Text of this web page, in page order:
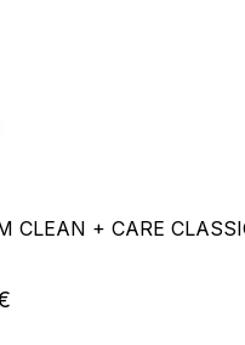
CLEAN + CARE
Preis: